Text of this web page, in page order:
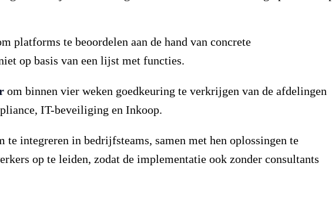
platforms te beoordelen aan de hand van concrete
op basis van een lijst met functies.
om binnen vier weken goedkeuring te verkrijgen van de afdelingen
IT-beveiliging en Inkoop.
te integreren in bedrijfsteams, samen met hen oplossingen te
op te leiden, zodat de implementatie ook zonder consultants